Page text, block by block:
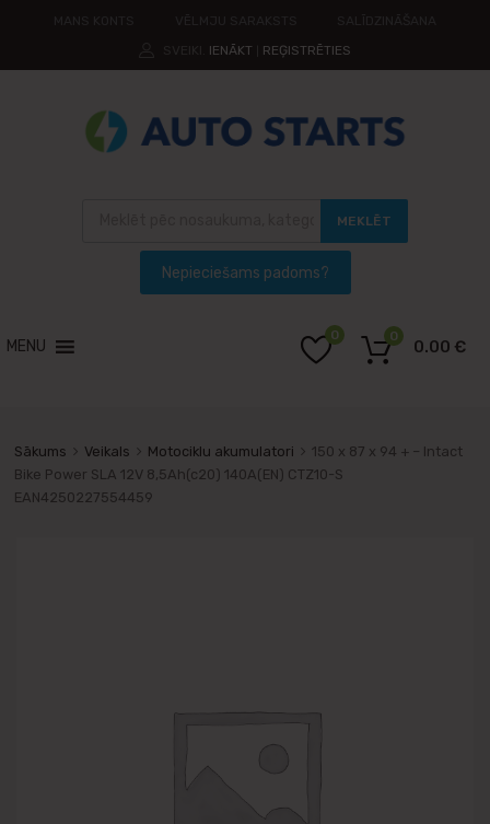
IENĀKT REĢISTRĒTIES
MEKLĒT
MENU
0
0.00 €
0
Sākums Veikals Motociklu akumulatori
150 x 87 x 94 + – Intact
Bike Power SLA 12V 8,5Ah(c20) 140A(EN) CTZ10-S
EAN4250227554459